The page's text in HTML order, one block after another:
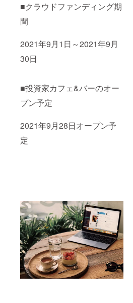
■クラウドファンディング期
間
2021年9月1日～2021年9月
30日
■投資家カフェ&バーのオー
プン予定
2021年9月28日オープン予
定